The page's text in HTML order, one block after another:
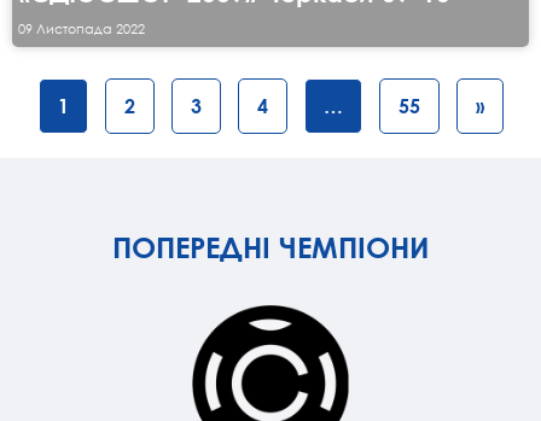
09 Листопада 2022
1 2 3 4 … 55 »
ПОПЕРЕДНІ ЧЕМПІОНИ